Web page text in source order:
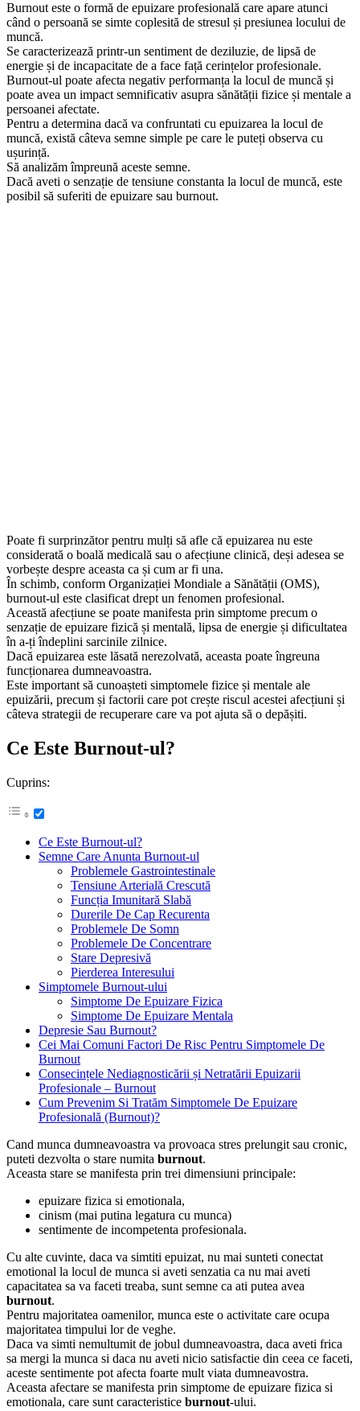
Burnout este o formă de epuizare profesională care apare atunci
când o persoană se simte coplesită de stresul și presiunea locului de
muncă.
Se caracterizează printr-un sentiment de deziluzie, de lipsă de
energie și de incapacitate de a face față cerințelor profesionale.
Burnout-ul poate afecta negativ performanța la locul de muncă și
poate avea un impact semnificativ asupra sănătății fizice și mentale a
persoanei afectate.
Pentru a determina dacă va confruntati cu epuizarea la locul de
muncă, există câteva semne simple pe care le puteți observa cu
ușurință.
Să analizăm împreună aceste semne.
Dacă aveti o senzație de tensiune constanta la locul de muncă, este
posibil să suferiti de epuizare sau burnout.
Poate fi surprinzător pentru mulți să afle că epuizarea nu este
considerată o boală medicală sau o afecțiune clinică, deși adesea se
vorbește despre aceasta ca și cum ar fi una.
În schimb, conform Organizației Mondiale a Sănătății (OMS),
burnout-ul este clasificat drept un fenomen profesional.
Această afecțiune se poate manifesta prin simptome precum o
senzație de epuizare fizică și mentală, lipsa de energie și dificultatea
în a-ți îndeplini sarcinile zilnice.
Dacă epuizarea este lăsată nerezolvată, aceasta poate îngreuna
funcționarea dumneavoastra.
Este important să cunoașteti simptomele fizice și mentale ale
epuizării, precum și factorii care pot crește riscul acestei afecțiuni și
câteva strategii de recuperare care va pot ajuta să o depășiti.
Ce Este Burnout-ul?
Cuprins:
Ce Este Burnout-ul?
Semne Care Anunta Burnout-ul
Problemele Gastrointestinale
Tensiune Arterială Crescută
Funcția Imunitară Slabă
Durerile De Cap Recurenta
Problemele De Somn
Problemele De Concentrare
Stare Depresivă
Pierderea Interesului
Simptomele Burnout-ului
Simptome De Epuizare Fizica
Simptome De Epuizare Mentala
Depresie Sau Burnout?
Cei Mai Comuni Factori De Risc Pentru Simptomele De
Burnout
Consecințele Nediagnosticării și Netratării Epuizarii
Profesionale – Burnout
Cum Prevenim Si Tratăm Simptomele De Epuizare
Profesională (Burnout)?
Cand munca dumneavoastra va provoaca stres prelungit sau cronic,
puteti dezvolta o stare numita burnout.
Aceasta stare se manifesta prin trei dimensiuni principale:
epuizare fizica si emotionala,
cinism (mai putina legatura cu munca)
sentimente de incompetenta profesionala.
Cu alte cuvinte, daca va simtiti epuizat, nu mai sunteti conectat
emotional la locul de munca si aveti senzatia ca nu mai aveti
capacitatea sa va faceti treaba, sunt semne ca ati putea avea
burnout.
Pentru majoritatea oamenilor, munca este o activitate care ocupa
majoritatea timpului lor de veghe.
Daca va simti nemultumit de jobul dumneavoastra, daca aveti frica
sa mergi la munca si daca nu aveti nicio satisfactie din ceea ce faceti,
aceste sentimente pot afecta foarte mult viata dumneavostra.
Aceasta afectare se manifesta prin simptome de epuizare fizica si
emotionala, care sunt caracteristice burnout-ului.